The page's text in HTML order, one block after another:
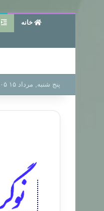
خانه
پنج شنبه, مرداد ۱۵ ۱۴۰۵